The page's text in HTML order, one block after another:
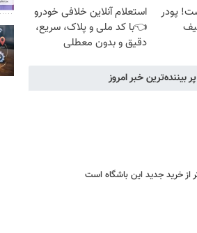
پودر
استعلام آنلاین خلافی خودرو
👈با کد ملی و پلاک، سریع،
دقیق و بدون معطلی
پر بیننده‌ترین خبر امروز